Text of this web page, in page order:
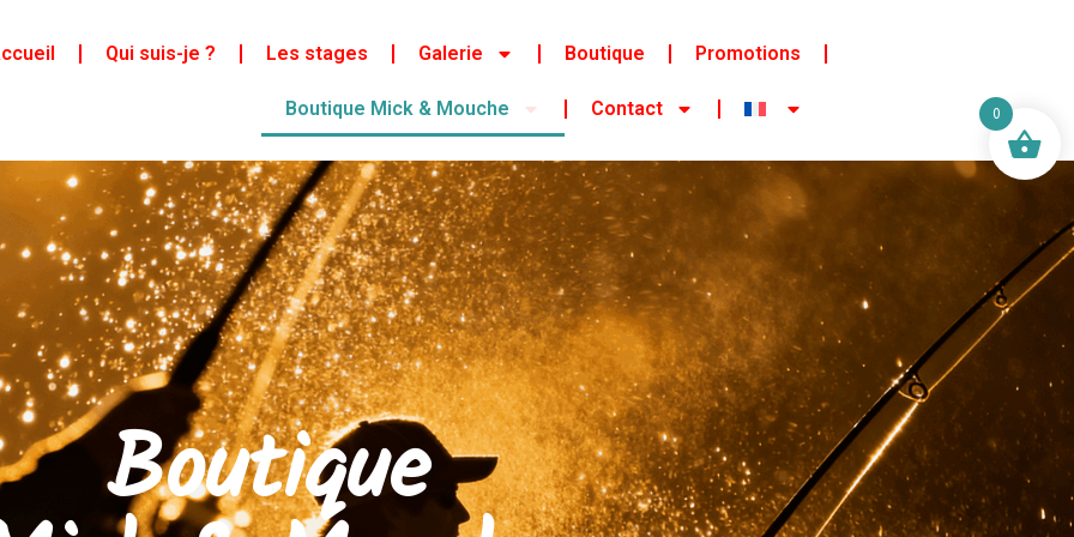
Qui suis-je ? Les stages Galerie Boutique Promotions
Boutique Mick & Mouche Contact
Boutique
0